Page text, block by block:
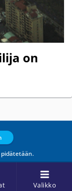
Valikko
on